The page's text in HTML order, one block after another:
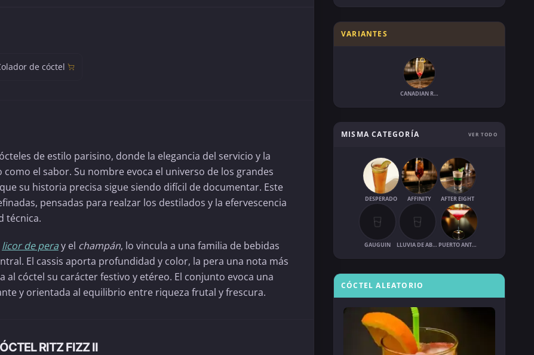
de cóctel
de estilo parisino, donde la elegancia del servicio y la
el sabor. Su nombre evoca el universo de los grandes
su historia precisa sigue siendo difícil de documentar. Este
pensadas para realzar los destilados y la efervescencia
técnica.
licor de peray el champán, lo vincula a una familia de bebidas
El cassis aporta profundidad y color, la pera una nota más
al cóctel su carácter festivo y etéreo. El conjunto evoca una
y orientada al equilibrio entre riqueza frutal y frescura.
RITZ FIZZ II
VARIANTES
CANADIAN RITZ FIZZ
MISMA CATEGORÍA VER TODO
DESPERADO AFFINITY AFTER EIGHT
GAUGUIN LLUVIA DE ABRIL PUERTO ANTONIO
CÓCTEL ALEATORIO